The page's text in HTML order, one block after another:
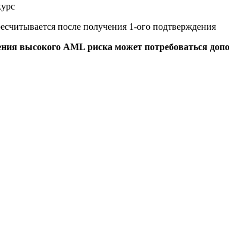
после получения 1-ого подтверждения
высокого AML риска может потребоваться